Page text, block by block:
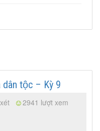
dân tộc – Kỳ 9
2941 lượt xem